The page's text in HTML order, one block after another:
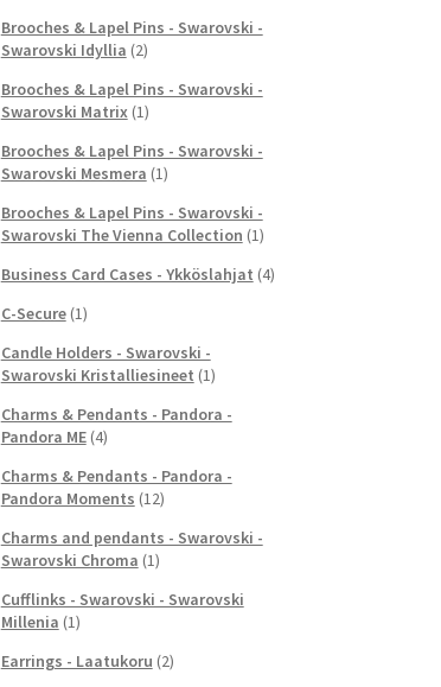
Brooches & Lapel Pins - Swarovski -
Swarovski Idyllia (2)
Brooches & Lapel Pins - Swarovski -
Swarovski Matrix (1)
Brooches & Lapel Pins - Swarovski -
Swarovski Mesmera (1)
Brooches & Lapel Pins - Swarovski -
Swarovski The Vienna Collection (1)
Business Card Cases - Ykköslahjat (4)
C-Secure (1)
Candle Holders - Swarovski -
Swarovski Kristalliesineet (1)
Charms & Pendants - Pandora -
Pandora ME (4)
Charms & Pendants - Pandora -
Pandora Moments (12)
Charms and pendants - Swarovski -
Swarovski Chroma (1)
Cufflinks - Swarovski - Swarovski
Millenia (1)
Earrings - Laatukoru (2)